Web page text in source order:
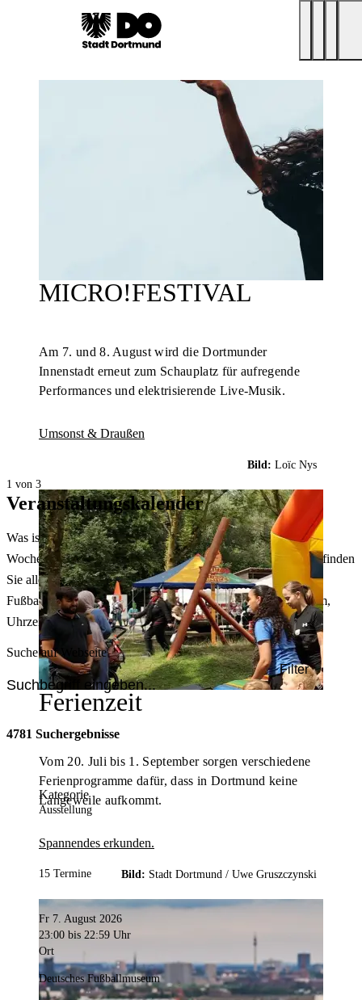
MICRO!FESTIVAL
Am 7. und 8. August wird die Dortmunder
Innenstadt erneut zum Schauplatz für aufregende
Performances und elektrisierende Live-Musik.
Umsonst & Draußen
Bild: Loïc Nys
Ferienzeit
Vom 20. Juli bis 1. September sorgen verschiedene
Ferienprogramme dafür, dass in Dortmund keine
Langeweile aufkommt.
Spannendes erkunden.
Bild: Stadt Dortmund / Uwe Gruszczynski
1 von 3
Veranstaltungskalender
Was ist heute in Dortmund los? Welche Konzerte gibt es am
Wochenende? Im größten Veranstaltungskalender Dortmunds finden
Sie alle Events – von der Stadt- oder Museumsführung übers
Fußballspiel bis zum Flohmarkt. Sie können dabei nach Datum,
Uhrzeit, Ort oder Art der Veranstaltung auswählen. Viel Spaß!
Suche auf Webseite
Filter
4781 Suchergebnisse
Kategorie
Ausstellung
15 Termine
Fr 7. August 2026
23:00 bis 22:59 Uhr
Ort
Deutsches Fußballmuseum